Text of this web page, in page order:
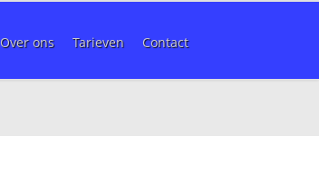
Over ons Tarieven Contact